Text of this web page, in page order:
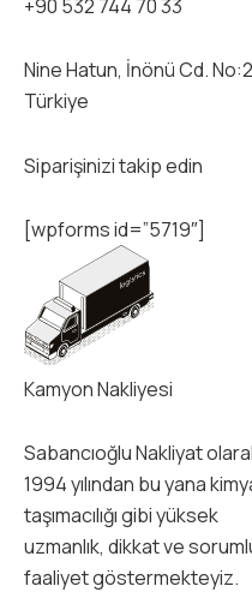
+90 532 744 70 33
Nine Hatun, İnönü Cd.
Türkiye
Siparişinizi takip edin
[wpforms id=”5719″]
Kamyon Nakliyesi
Sabancıoğlu Nakliyat
1994 yılından bu yana
taşımacılığı gibi yüksek
uzmanlık, dikkat ve
faaliyet göstermekteyiz.